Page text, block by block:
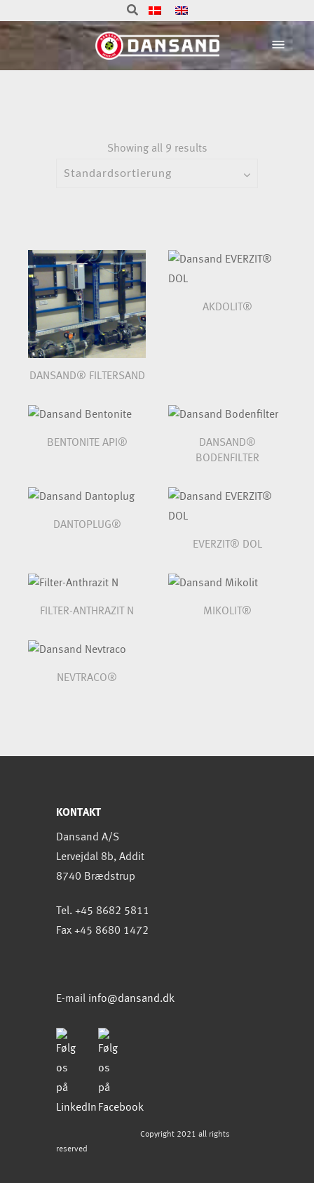
Showing all 9 results
DANSAND® FILTERSAND
AKDOLIT®
BENTONITE API®
DANSAND®
BODENFILTER
DANTOPLUG®
EVERZIT® DOL
FILTER-ANTHRAZIT N MIKOLIT®
NEVTRACO®
KONTAKT
Dansand A/S
Lervejdal 8b, Addit
8740 Brædstrup
Tel. +45 8682 5811
Fax +45 8680 1472
E-mail info@dansand.dk
Copyright 2021 all rights
reserved